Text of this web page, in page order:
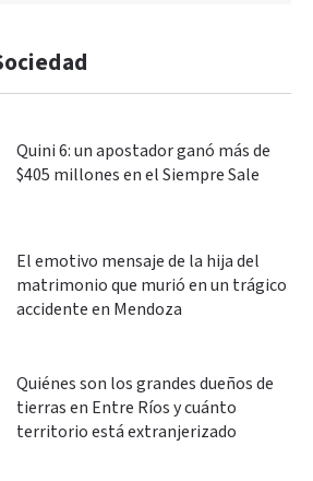
Quini 6: un apostador ganó más de
$405 millones en el Siempre Sale
El emotivo mensaje de la hija del
matrimonio que murió en un trágico
accidente en Mendoza
Quiénes son los grandes dueños de
tierras en Entre Ríos y cuánto
territorio está extranjerizado